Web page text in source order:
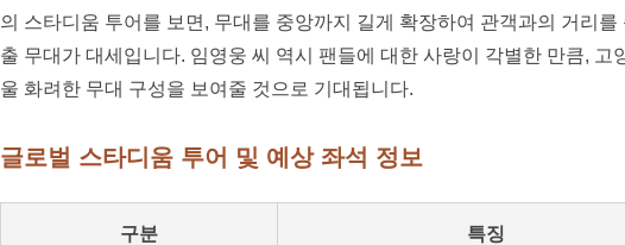
의 스타디움 투어를 보면, 무대를 중앙까지 길게 확장하여 관객과의 거리
출 무대가 대세입니다. 임영웅 씨 역시 팬들에 대한 사랑이 각별한 만큼, 고
울 화려한 무대 구성을 보여줄 것으로 기대됩니다.
글로벌 스타디움 투어 및 예상 좌석 정보
구분 특징